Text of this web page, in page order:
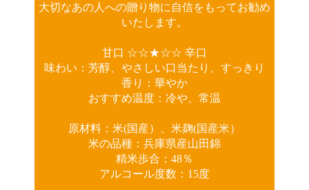
大切なあの人への贈り物に自信をもってお勧め
いたします。
甘口 ☆☆★☆☆ 辛口
味わい：芳醇、やさしい口当たり、すっきり
香り：華やか
おすすめ温度：冷や、常温
原材料：米(国産）、米麹(国産米）
米の品種：兵庫県産山田錦
精米歩合：48％
アルコール度数：15度